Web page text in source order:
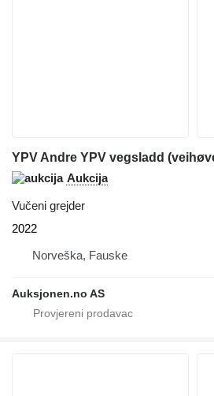
Aukcija
Vučeni grejder
2022
Norveška, Fauske
Auksjonen.no AS